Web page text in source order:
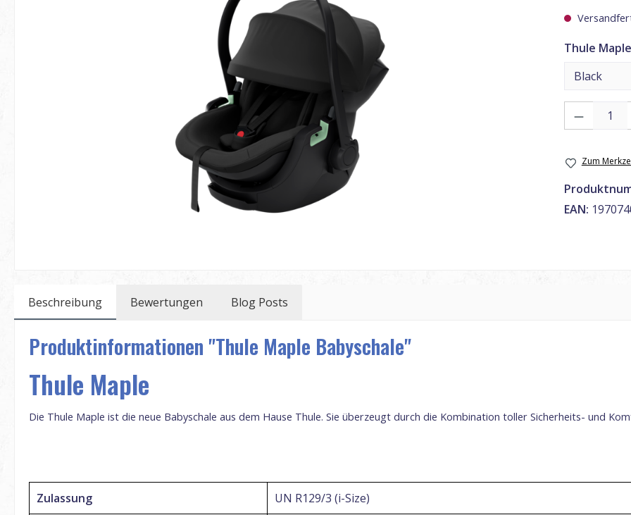
Thule
Produkt
Zum
EAN:
Beschreibung Bewertungen Blog Posts
Produktinformationen "Thule Maple Babyschale"
Thule Maple
Die Thule Maple ist die neue Babyschale aus dem Hause Thule. Sie überzeugt durch die Kombination toller Sicherheits- und
Zulassung UN R129/3 (i-Size)